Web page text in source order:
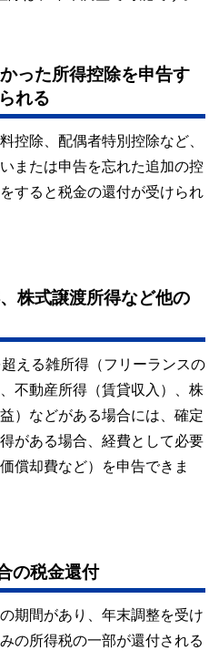
った所得控除を申告す
れる
控除、配偶者特別控除など、
または申告を忘れた追加の控
すると税金の還付が受けられ
株式譲渡所得など他の
える雑所得（フリーランスの
不動産所得（賃貸収入）、株
）などがある場合には、確定
がある場合、経費として必要
償却費など）を申告できま
の税金還付
期間があり、年末調整を受け
の所得税の一部が還付される